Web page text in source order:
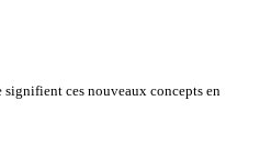
ces nouveaux concepts en